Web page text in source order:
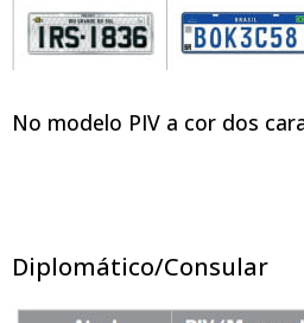
No modelo PIV a cor dos
Diplomático/Consular